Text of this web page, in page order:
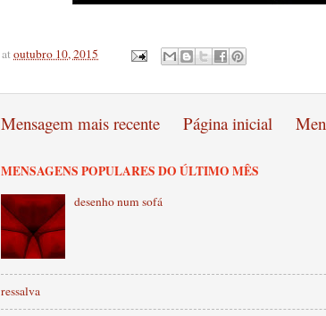
atoutubro 10, 2015
Mensagem mais recente Página inicial
MENSAGENS POPULARES DO ÚLTIMO MÊS
desenho num sofá
ressalva